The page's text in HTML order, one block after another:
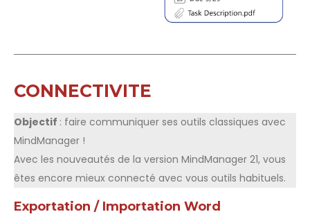
CONNECTIVITE
Objectif : faire communiquer ses outils classiques avec
MindManager !
Avec les nouveautés de la version MindManager 21, vous
êtes encore mieux connecté avec vous outils habituels.
Exportation / Importation Word